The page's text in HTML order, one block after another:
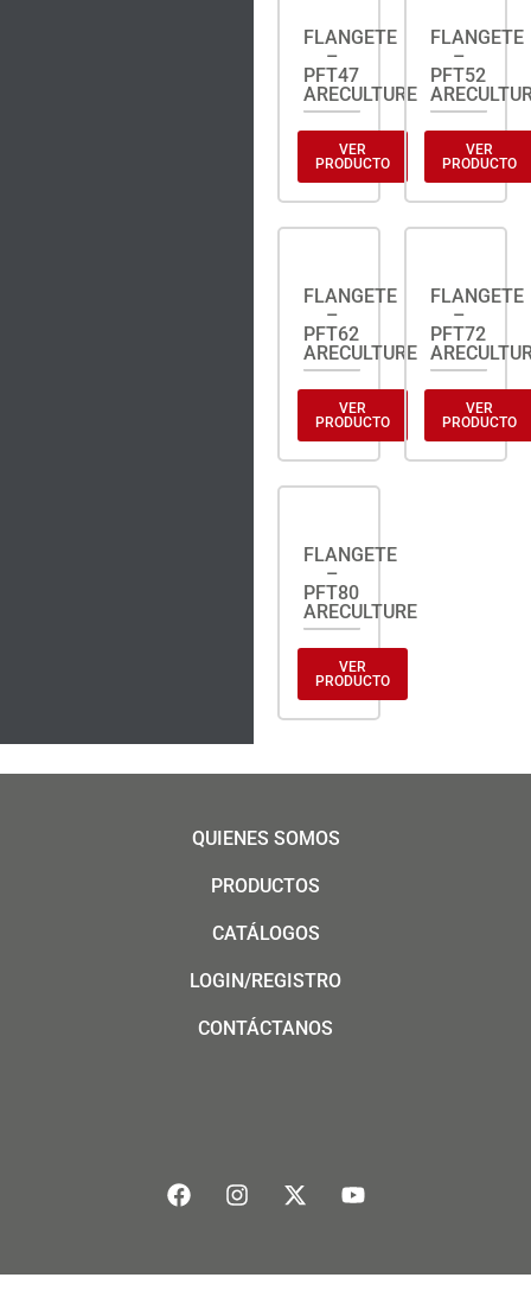
FLANGETE
–
PFT47
ARECULTURE
VER
PRODUCTO
FLANGETE
–
PFT52
VER
PRODUCTO
FLANGETE
–
PFT62
ARECULTURE
VER
PRODUCTO
FLANGETE
–
PFT72
VER
PRODUCTO
FLANGETE
–
PFT80
ARECULTURE
VER
PRODUCTO
QUIENES SOMOS
PRODUCTOS
CATÁLOGOS
LOGIN/REGISTRO
CONTÁCTANOS